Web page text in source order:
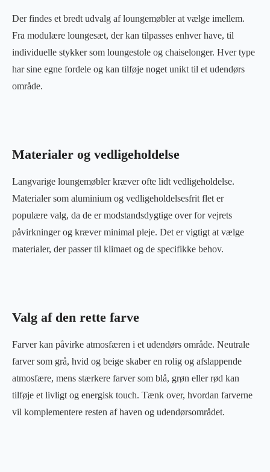
Der findes et bredt udvalg af loungemøbler at vælge imellem.
Fra modulære loungesæt, der kan tilpasses enhver have, til
individuelle stykker som loungestole og chaiselonger. Hver type
har sine egne fordele og kan tilføje noget unikt til et udendørs
område.
Materialer og vedligeholdelse
Langvarige loungemøbler kræver ofte lidt vedligeholdelse.
Materialer som aluminium og vedligeholdelsesfrit flet er
populære valg, da de er modstandsdygtige over for vejrets
påvirkninger og kræver minimal pleje. Det er vigtigt at vælge
materialer, der passer til klimaet og de specifikke behov.
Valg af den rette farve
Farver kan påvirke atmosfæren i et udendørs område. Neutrale
farver som grå, hvid og beige skaber en rolig og afslappende
atmosfære, mens stærkere farver som blå, grøn eller rød kan
tilføje et livligt og energisk touch. Tænk over, hvordan farverne
vil komplementere resten af haven og udendørsområdet.